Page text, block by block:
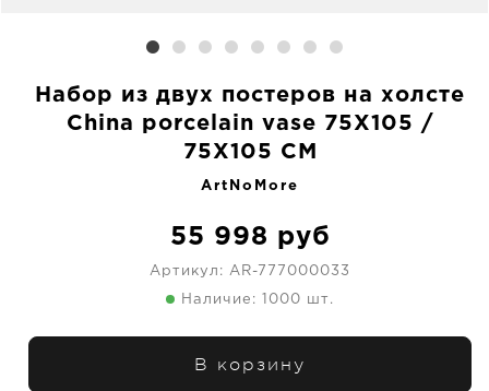
Набор из двух постеров на холсте
China porcelain vase 75X105 /
75X105 CM
ArtNoMore
55 998 руб
Артикул: AR-777000033
Наличие: 1000 шт.
В корзину